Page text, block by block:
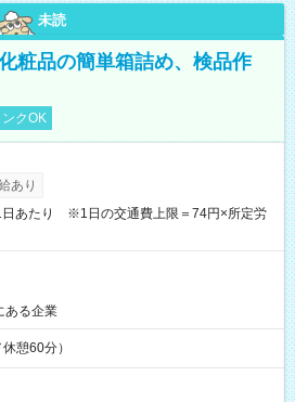
未読
粧品の簡単箱詰め、検品作
ンクOK
あり
日あたり ※1日の交通費上限＝74円×所定労
ある企業
憩60分）